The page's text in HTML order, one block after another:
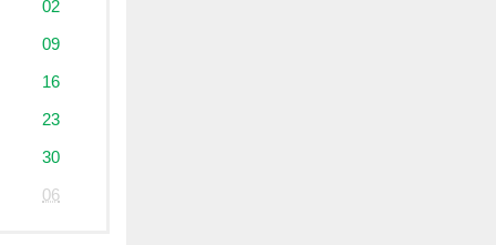
02
09
16
23
30
06